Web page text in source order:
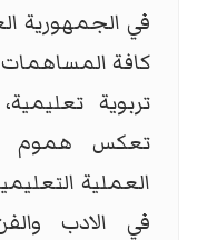
في الجمهورية
كافة
تربوية
تعكس هموم
العملية
في الادب